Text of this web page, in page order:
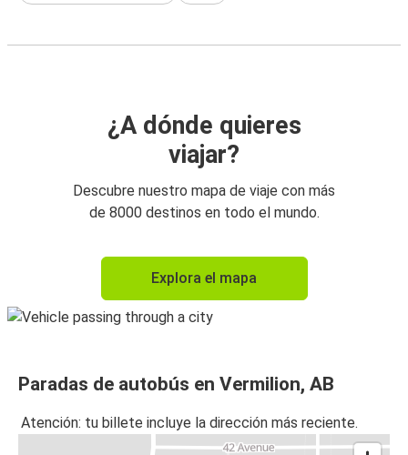
¿A dónde quieres
viajar?
Descubre nuestro mapa de viaje con más
de 8000 destinos en todo el mundo.
Explora el mapa
Paradas de autobús en Vermilion, AB
Atención: tu billete incluye la dirección más reciente.